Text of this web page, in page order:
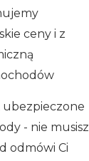
ceny i z
ubezpieczone
- nie musisz
odmówi Ci